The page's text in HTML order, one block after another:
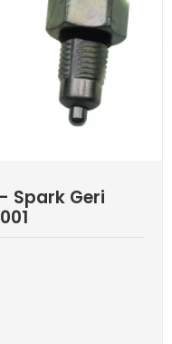
Spark Geri